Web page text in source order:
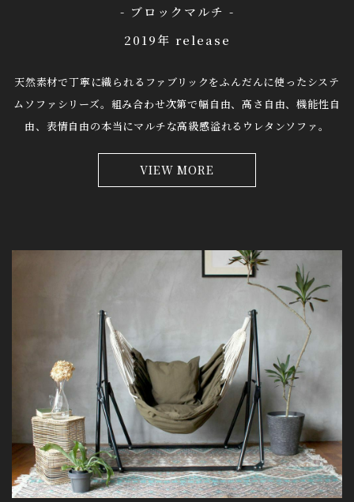
- ブロックマルチ -
2019年 release
天然素材で丁寧に織られるファブリックをふんだんに使ったシステ
ムソファシリーズ。 組み合わせ次第で幅自由、高さ自由、機能性自
由、表情自由の本当にマルチな高級感溢れるウレタンソファ。
VIEW MORE